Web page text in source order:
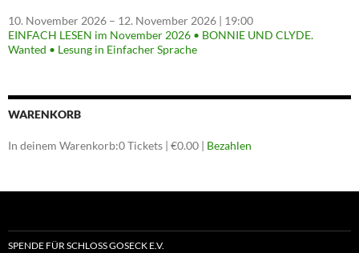
10. November 2026 – 12. November 2026 | 19:00
EINFACH LESEN im November 2026 • BONNIE UND CLYDE.
Wanted • Lesung in Einfacher Sprache
WARENKORB
In deinem Warenkorb:0Tickets | €0.00 | Bezahlen
SPENDE FÜR SCHLOSS GOSECK E.V.